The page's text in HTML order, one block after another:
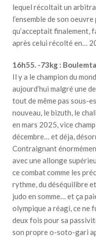
lequel récoltait un
l’ensemble de son
qu’acceptait finalement,
après celui récolté en…
16h55. -73kg :
Il y a le champion du
aujourd’hui malgré une
tout de même pas sous-
nouveau, le bizuth, le
en mars 2025, vice
décembre… et déja,
Contraignant
avec une allonge
ce combat comme les
rythme, du déséquilibre
judo en somme… et ça
olympique a réagi, ce ne
deux fois pour sa
son propre o-soto-gari